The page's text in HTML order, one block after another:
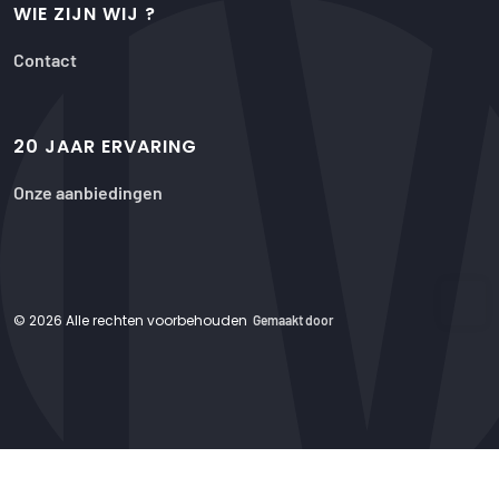
WIE ZIJN WIJ ?
Contact
20 JAAR ERVARING
Onze aanbiedingen
© 2026 Alle rechten voorbehouden Gemaakt door